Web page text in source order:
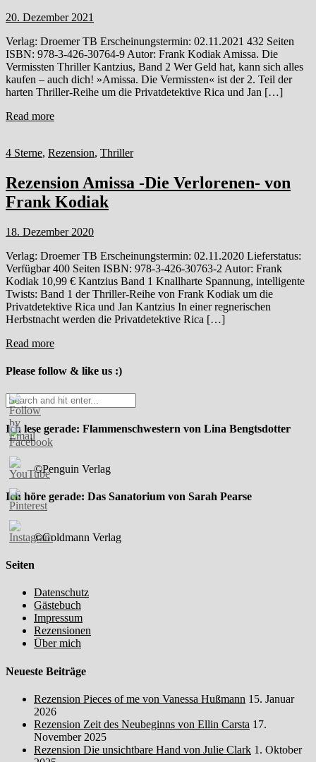
20. Dezember 2021
Verlag: Droemer TB Erscheinungstermin: 02.11.2021 432 Seiten
ISBN: 978-3-426-30764-9 Autor: Frank Kodiak Amissa. Die
Vermissten Thriller Kantzius, Band 2 Wer Geld hat, kann sich alles
kaufen – auch dich! »Amissa. Die Vermissten« ist der 2. Teil der
harten Thriller-Reihe um die Privatdetektive Rica und Jan […]
Read more
4 Sterne, Rezension, Thriller
Rezension Amissa -Die Verlorenen- von
Frank Kodiak
18. Dezember 2020
Verlag: Droemer TB Erscheinungstermin: 02.11.2020 Lieferstatus:
Verfügbar 400 Seiten ISBN: 978-3-426-30763-2 Autor: Frank
Kodiak 10,99 € Kantzius Band 1 Knallharte Spannung, intelligente
Twists: Band 1 der Thriller-Reihe von Frank Kodiak um die
Privatdetektive Rica und Jan Kantzius In einer regnerischen
Herbstnacht werden die Privatdetektive Rica […]
Read more
Please follow & like us :)
Ich lese gerade: Flammenschwestern von Lina Bengtsdotter
©Penguin Verlag
Ich höre gerade: Das Sanatorium von Sarah Pearse
©Goldmann Verlag
Seiten
Datenschutz
Gästebuch
Impressum
Rezensionen
Über mich
Neueste Beiträge
Rezension Pieces of me von Vanessa Hußmann 15. Januar
2026
Rezension Zeit des Neubeginns von Ellin Carsta 17.
November 2025
Rezension Die unsichtbare Hand von Julie Clark 1. Oktober